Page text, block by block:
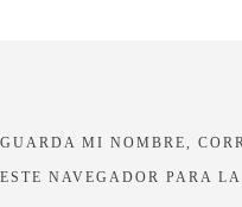
GUARDA MI NOMBRE,
ESTE NAVEGADOR PARA